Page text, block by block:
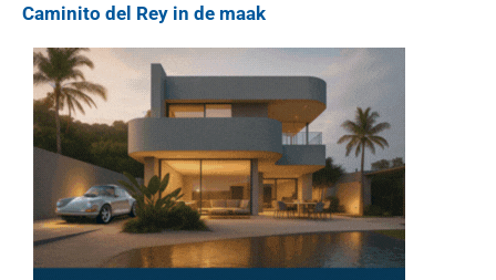
Caminito del Rey in de maak